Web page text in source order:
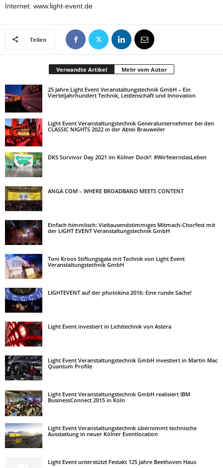
Internet: www.light-event.de
Teilen
Verwandte Artikel Mehr vom Autor
25 Jahre Light Event Veranstaltungstechnik GmbH – Ein
Vierteljahrhundert Technik, Leidenschaft und Innovation
Light Event Veranstaltungstechnik Generalunternehmer bei den
CLASSIC NIGHTS 2022 in der Abtei Brauweiler
DKS Survivor Day 2021 im Kölner Dock²: #WirfeierndasLeben
ANGA COM – WHERE BROADBAND MEETS CONTENT
Einfach himmlisch: Vieltausendstimmiges Mitmach-Chorfest mit
der LIGHT EVENT Veranstaltungstechnik GmbH
Toni Kroos Stiftungsgala mit Technik von Light Event
Veranstaltungstechnik GmbH
LIGHTEVENT auf der photokina 2016: Eine runde Sache!
Light Event investiert in Lichttechnik von Astera
Light Event Veranstaltungstechnik GmbH investiert in Martin Mac
Quantum Profile
Light Event Veranstaltungstechnik GmbH realisiert IBM
BusinessConnect 2015 in Köln
Light Event Veranstaltungstechnik übernimmt technische
Ausstattung in neuer Kölner Eventlocation
Light Event unterstützt Festakt 125 Jahre Beethoven Haus